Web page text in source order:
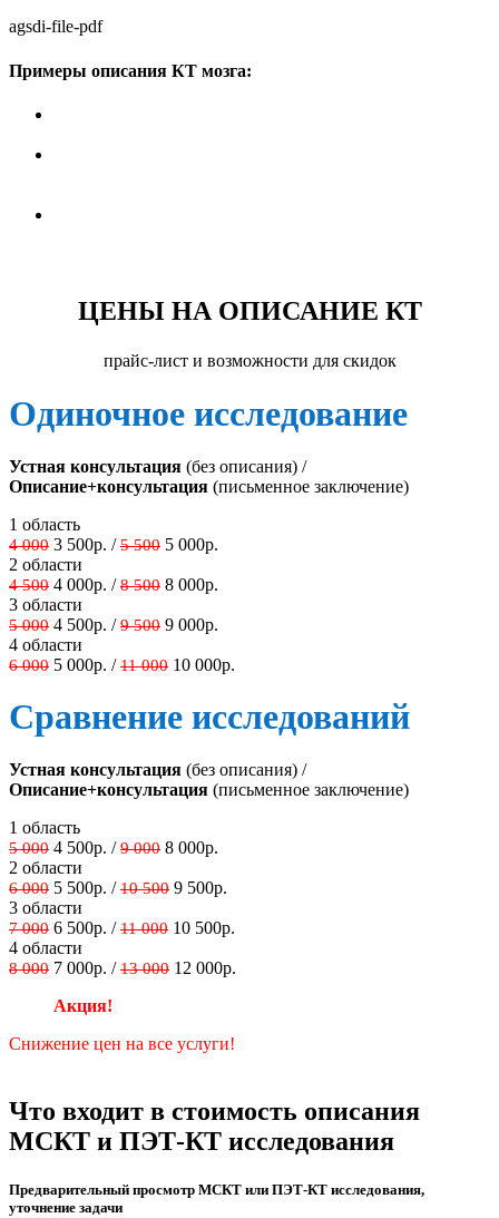
agsdi-file-pdf
Примеры описания КТ мозга:
ЦЕНЫ НА ОПИСАНИЕ КТ
прайс-лист и возможности для скидок
Одиночное исследование
Устная консультация (без описания) /
Описание+консультация (письменное заключение)
1 область
4 000 3 500р. /5 500 5 000р.
2 области
4 500 4 000р. /8 500 8 000р.
3 области
5 000 4 500р. /9 500 9 000р.
4 области
6 000 5 000р. /11 000 10 000р.
Сравнение исследований
Устная консультация (без описания) /
Описание+консультация (письменное заключение)
1 область
5 000 4 500р. /9 000 8 000р.
2 области
6 000 5 500р. /10 500 9 500р.
3 области
7 000 6 500р. /11 000 10 500р.
4 области
8 000 7 000р. /13 000 12 000р.
Акция!
Снижение цен на все услуги!
Что входит в стоимость описания
МСКТ и ПЭТ-КТ исследования
Предварительный просмотр МСКТ или ПЭТ-КТ исследования,
уточнение задачи